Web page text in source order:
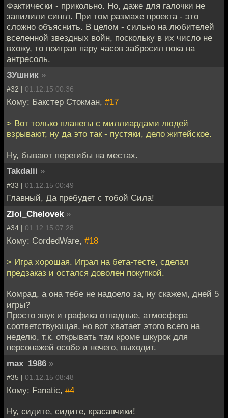
Фактически - прикольно. Но, даже для галочки не
запилили сингл. При том размахе проекта - это
сложно объяснить. В целом - сильно на любителей
вселенной звездных войн, поскольку в их число не
вхожу, то поиграв пару часов забросил пока на
антресоль.
ЗУшник »
#32 | 01.12.15 00:36
Кому: Бакстер Стокман, #17
> Вот только планеты с миллиардами людей
взрывают, ну да это так - пустяки, дело житейское.
Ну, бывают перегибы на местах.
Takdalii »
#33 | 01.12.15 00:49
Главный, Да пребудет с тобой Сила!
Zloi_Chelovek »
#34 | 01.12.15 07:28
Кому: CordedWare, #18
> Игра хорошая. Играл на бета-тесте, сделал
предзаказ и остался доволен покупкой.
Комрад, а она тебе не надоело за, ну скажем, дней 5
игры?
Просто звук и графика отпадные, атмосфера
соответствующая, но вот хватает этого всего на
неделю, т.к. открывать там кроме шкурок для
персонажей особо и нечего, выходит.
max_1986 »
#35 | 01.12.15 08:48
Кому: Fanatic, #4
Ну, сидите, сидите, красавчики!